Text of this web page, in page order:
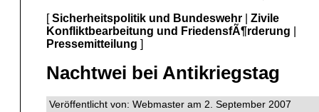
[Sicherheitspolitik und Bundeswehr
Zivile
Konfliktbearbeitung und FriedensfÃ¶rderung
Pressemitteilung ]
Nachtwei bei Antikriegstag
Veröffentlicht von: Webmaster am 2. September 2007